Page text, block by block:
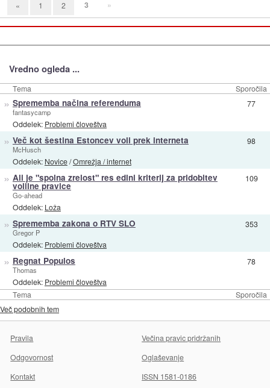
« 1 2 3 »
Vredno ogleda ...
Tema Sporočila
Tema Sporočila
» Sprememba načina referenduma
fantasycamp
Oddelek: Problemi človeštva
77
» Več kot šestina Estoncev voli prek interneta
McHusch
Oddelek: Novice/Omrežja / internet
98
» Ali je "spolna zrelost" res edini kriterij za pridobitev
volilne pravice
Go-ahead
Oddelek: Loža
109
» Sprememba zakona o RTV SLO
Gregor P
Oddelek: Problemi človeštva
353
» Regnat Populos
Thomas
Oddelek: Problemi človeštva
78
Več podobnih tem
Pravila
Večina pravic pridržanih
Odgovornost
Oglaševanje
Kontakt
ISSN 1581-0186